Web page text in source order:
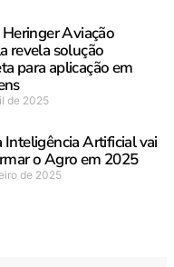
Aviação
revela solução
para aplicação em
de 2025
Inteligência Artificial vai
o Agro em 2025
de 2025